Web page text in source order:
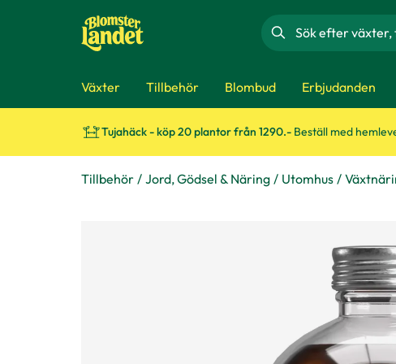
Sök
Växter Tillbehör Blombud Erbjudanden
Tujahäck - köp 20 plantor från 1290.- Beställ med
Tillbehör Jord, Gödsel & Näring Utomhus